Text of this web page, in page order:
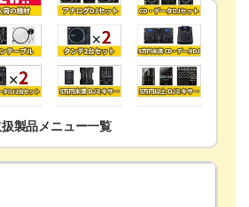
製品メニュー一覧